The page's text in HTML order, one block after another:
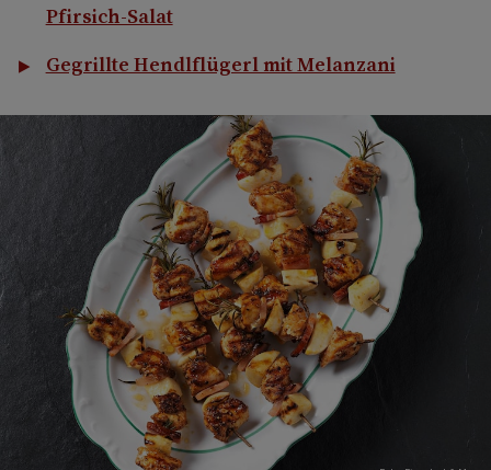
Pfirsich-Salat
Gegrillte Hendlflügerl mit Melanzani